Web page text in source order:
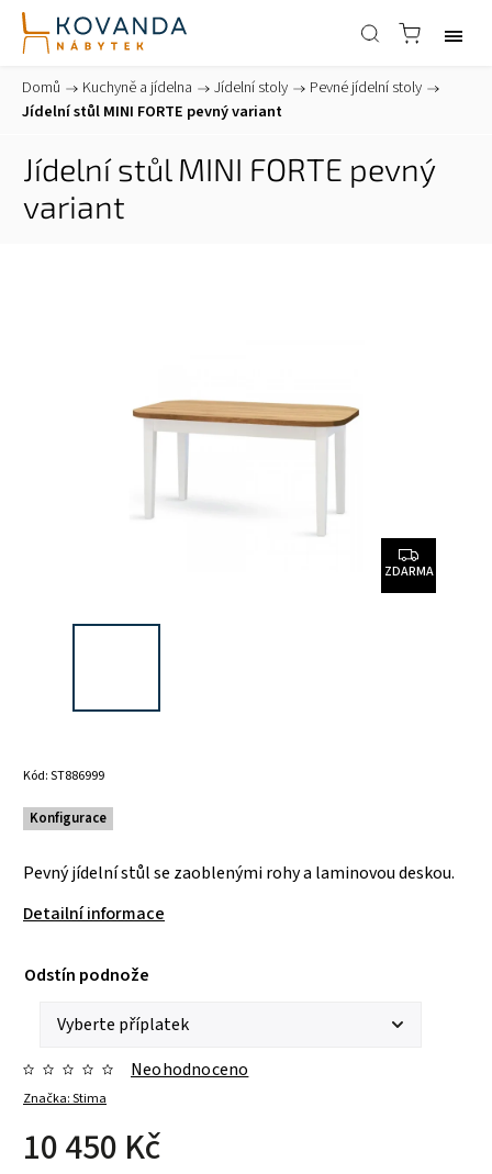
Domů / Kuchyně a jídelna / Jídelní stoly / Pevné jídelní stoly /
Jídelní stůl MINI FORTE pevný variant
Jídelní stůl MINI FORTE pevný
variant
ZDARMA
Kód:ST886999
Konfigurace
Pevný jídelní stůl se zaoblenými rohy a laminovou deskou.
Detailní informace
Odstín podnože
Značka:Stima
Neohodnoceno
10 450 Kč